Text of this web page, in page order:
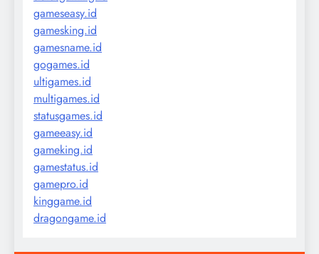
gameseasy.id
gamesking.id
gamesname.id
gogames.id
ultigames.id
multigames.id
statusgames.id
gameeasy.id
gameking.id
gamestatus.id
gamepro.id
kinggame.id
dragongame.id